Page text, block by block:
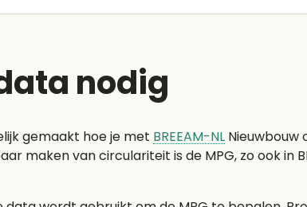
nodig
gemaakt hoe je met BREEAM-NL Nieuwbouw
maken van circulariteit is de MPG, zo ook in